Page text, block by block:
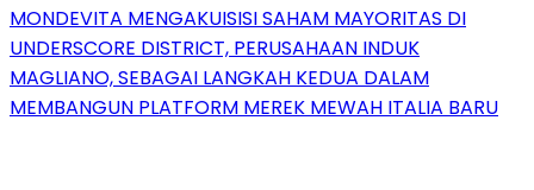
MONDEVITA MENGAKUISISI SAHAM MAYORITAS DI
UNDERSCORE DISTRICT, PERUSAHAAN INDUK
MAGLIANO, SEBAGAI LANGKAH KEDUA DALAM
MEMBANGUN PLATFORM MEREK MEWAH ITALIA BARU